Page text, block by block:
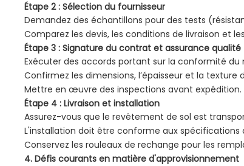
Étape 2 : Sélection du fournisseur
Demandez des échantillons pour des tests
Comparez les devis, les conditions de livraison et
Étape 3 : Signature du contrat et assurance qualité
Exécuter des accords portant sur la conformité du
Confirmez les dimensions, l’épaisseur et la texture
Mettre en œuvre des inspections avant expédition.
Étape 4 : Livraison et installation
Assurez-vous que le revêtement de sol est
L'installation doit être conforme aux
Conservez les rouleaux de rechange pour les
4. Défis courants en matière d'approvisionnement